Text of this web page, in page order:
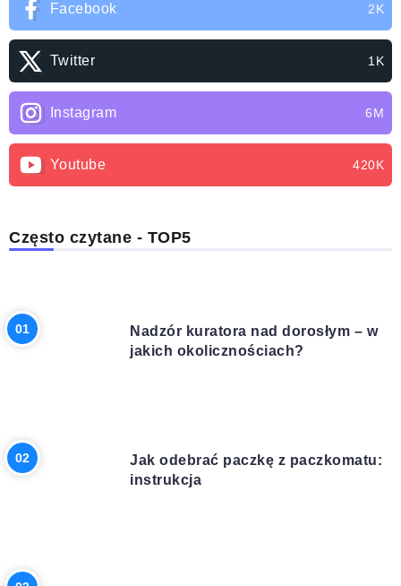
Facebook 2K
Twitter 1K
Instagram 6M
Youtube 420K
Często czytane - TOP5
Nadzór kuratora nad dorosłym – w
jakich okolicznościach?
Jak odebrać paczkę z paczkomatu:
instrukcja